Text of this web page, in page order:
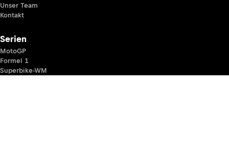
Unser Team
Kontakt
Serien
MotoGP
Formel 1
Superbike-WM